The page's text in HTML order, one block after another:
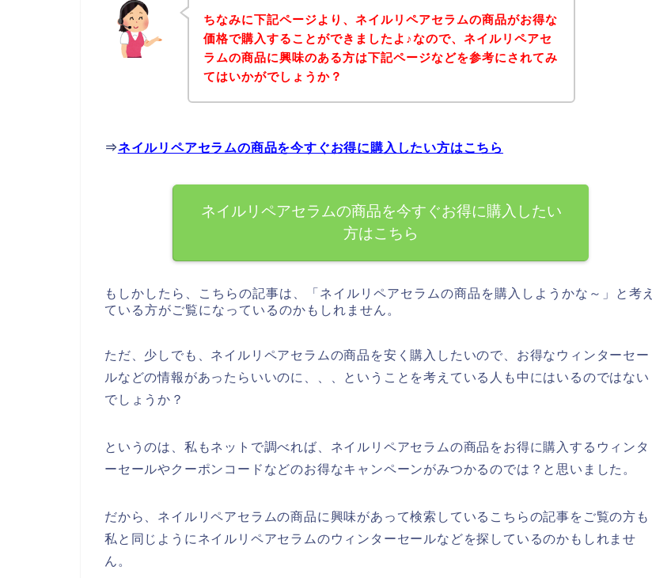
ちなみに下記ページより、ネイルリペアセラムの商品がお得な
価格で購入することができましたよ♪なので、ネイルリペアセ
ラムの商品に興味のある方は下記ページなどを参考にされてみ
てはいかがでしょうか？
⇒ネイルリペアセラムの商品を今すぐお得に購入したい方はこちら
ネイルリペアセラムの商品を今すぐお得に購入したい
方はこちら
もしかしたら、こちらの記事は、「ネイルリペアセラムの商品を購入しようかな～」と考え
ている方がご覧になっているのかもしれません。
ただ、少しでも、ネイルリペアセラムの商品を安く購入したいので、お得なウィンターセー
ルなどの情報があったらいいのに、、、ということを考えている人も中にはいるのではない
でしょうか？
というのは、私もネットで調べれば、ネイルリペアセラムの商品をお得に購入するウィンタ
ーセールやクーポンコードなどのお得なキャンペーンがみつかるのでは？と思いました。
だから、ネイルリペアセラムの商品に興味があって検索しているこちらの記事をご覧の方も
私と同じようにネイルリペアセラムのウィンターセールなどを探しているのかもしれませ
ん。